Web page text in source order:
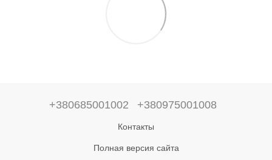
+380685001002 +380975001008
Контакты
Полная версия сайта